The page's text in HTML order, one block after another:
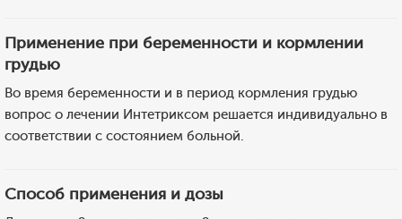
Применение при беременности и кормлении
грудью
Во время беременности и в период кормления грудью
вопрос о лечении Интетриксом решается индивидуально в
соответствии с состоянием больной.
Способ применения и дозы